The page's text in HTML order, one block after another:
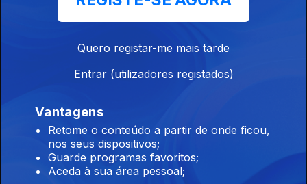
18 nov. 2023
Quero registar-me mais tarde
Entrar (utilizadores registados)
Vantagens
Retome o conteúdo a partir de onde ficou,
nos seus dispositivos;
Guarde programas favoritos;
Aceda à sua área pessoal;